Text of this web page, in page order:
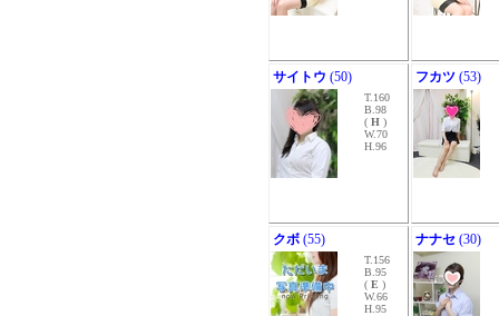
サイトウ (50)
T.160
B.98
( H )
W.70
H.96
フカツ (53)
クボ (55)
T.156
B.95
( E )
W.66
H.95
ナナセ (30)